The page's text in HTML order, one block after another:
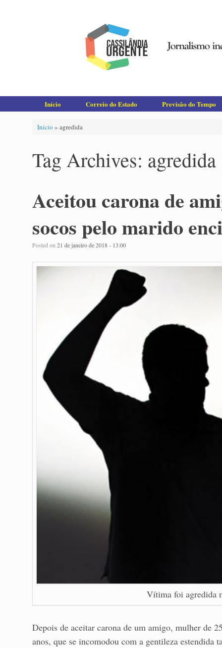
Início Correio do Estado Previsão do Tempo
Início » agredida
Tag Archives: agredida
Aceitou carona de
socos pelo marido
Posted on 21 de janeiro de 2018 - 13:00
Vítima foi agredida
Depois de aceitar carona de um amigo, mulher de
anos, que se incomodou com a gentileza estendida